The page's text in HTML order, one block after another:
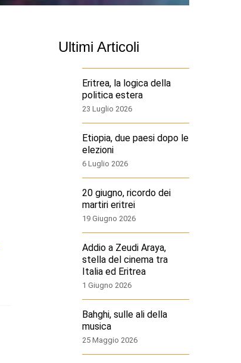
Ultimi Articoli
Eritrea, la logica della
politica estera
23 Luglio 2026
Etiopia, due paesi dopo le
elezioni
6 Luglio 2026
20 giugno, ricordo dei
martiri eritrei
19 Giugno 2026
Addio a Zeudi Araya,
stella del cinema tra
Italia ed Eritrea
1 Giugno 2026
Bahghi, sulle ali della
musica
25 Maggio 2026